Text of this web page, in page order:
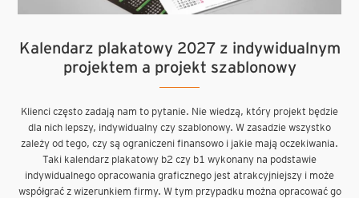
Kalendarz plakatowy 2027 z indywidualnym
projektem a projekt szablonowy
Klienci często zadają nam to pytanie. Nie wiedzą, który projekt będzie
dla nich lepszy, indywidualny czy szablonowy. W zasadzie wszystko
zależy od tego, czy są ograniczeni finansowo i jakie mają oczekiwania.
Taki kalendarz plakatowy b2 czy b1 wykonany na podstawie
indywidualnego opracowania graficznego jest atrakcyjniejszy i może
współgrać z wizerunkiem firmy. W tym przypadku można opracować go